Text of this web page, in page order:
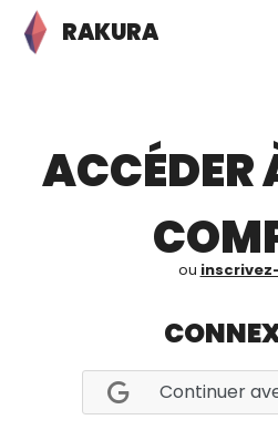
RAKURA
ACCÉDER
ou
Continuer